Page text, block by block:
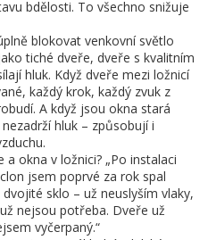
bdělosti. To všechno snižuje
blokovat venkovní světlo
tiché dveře, dveře s kvalitním
hluk. Když dveře mezi ložnicí
každý krok, každý zvuk z
A když jsou okna stará
hluk – způsobují i
okna v ložnici? „Po instalaci
jsem poprvé za rok spal
sklo – už neuslyším vlaky,
nejsou potřeba. Dveře už
vyčerpaný.“